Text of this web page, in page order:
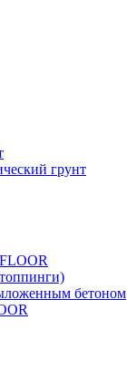
грунт
бетоном